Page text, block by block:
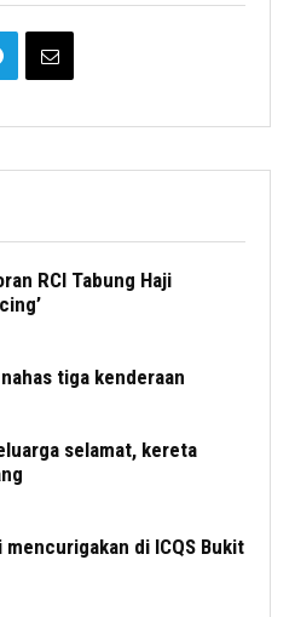
RCI Tabung Haji
tiga kenderaan
selamat, kereta
di ICQS Bukit